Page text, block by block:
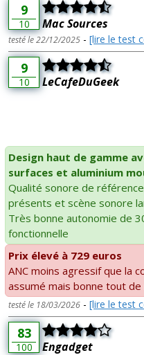
9
10 Mac Sources
testé le 22/12/2025 - [lire le test
9
10 LeCafeDuGeek
Design haut de gamme
surfaces et aluminium
Qualité sonore de
présents et scène sonore
Très bonne autonomie de
fonctionnelle
Prix élevé à 729 euros
ANC moins agressif que la
assumé mais bonne tout de
testé le 18/03/2026 - [lire le test
83
100 Engadget